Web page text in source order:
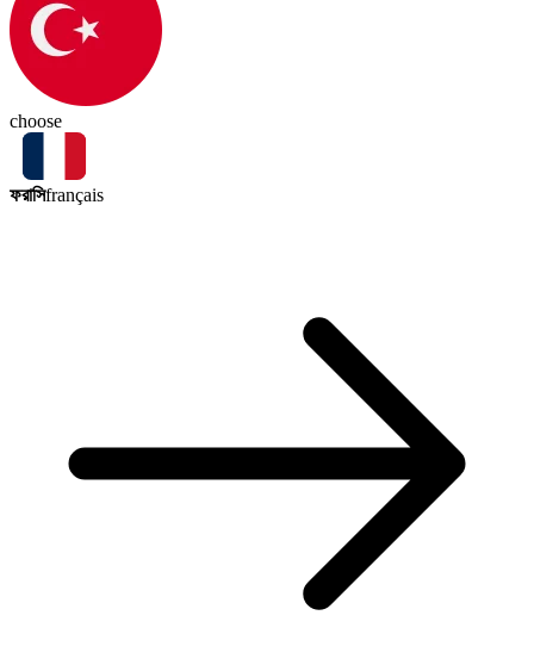
choose
ফরাসিfrançais